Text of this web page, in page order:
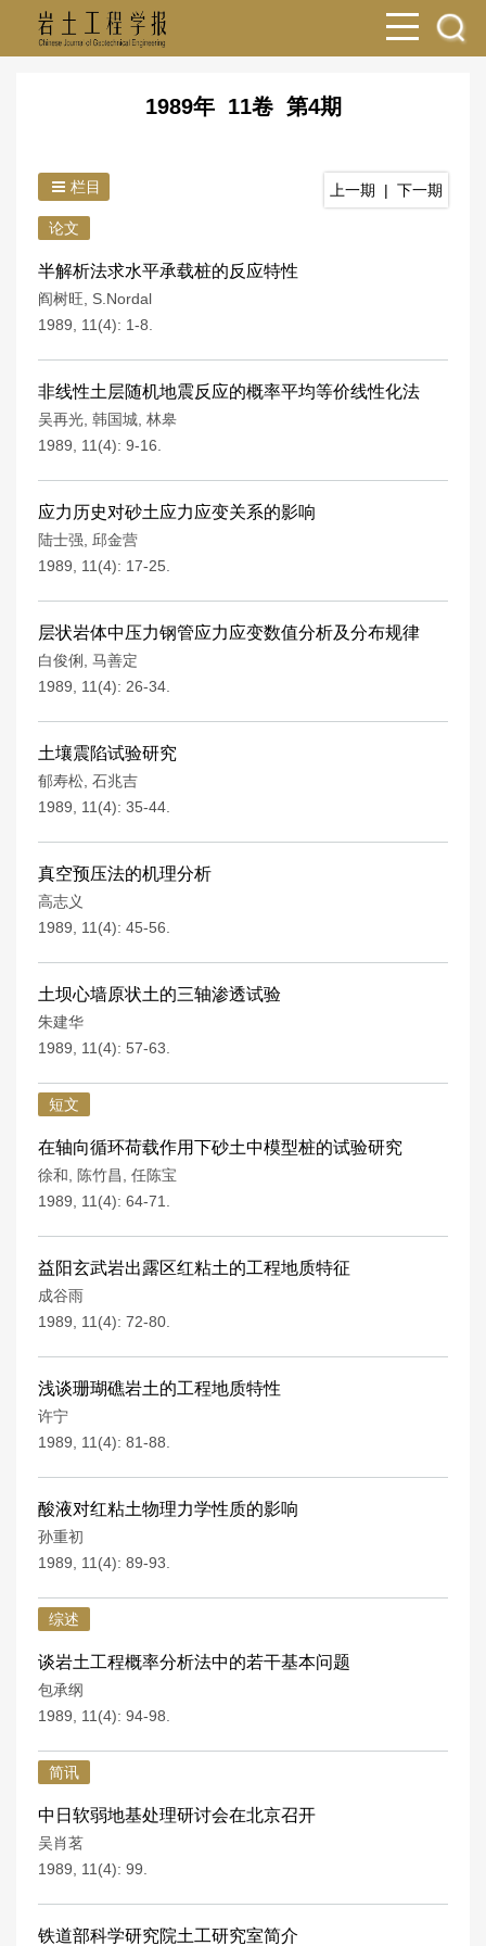
1989年 11卷 第4期
栏目 上一期 | 下一期
论文
半解析法求水平承载桩的反应特性
阎树旺
S.Nordal
1989, 11(4): 1-8.
非线性土层随机地震反应的概率平均等价线性化法
吴再光 韩国城 林皋
1989, 11(4): 9-16.
应力历史对砂土应力应变关系的影响
陆士强
邱金营
1989, 11(4): 17-25.
层状岩体中压力钢管应力应变数值分析及分布规律
白俊俐
马善定
1989, 11(4): 26-34.
土壤震陷试验研究
郁寿松 石兆吉
1989, 11(4): 35-44.
真空预压法的机理分析
高志义
1989, 11(4): 45-56.
土坝心墙原状土的三轴渗透试验
朱建华
1989, 11(4): 57-63.
短文
在轴向循环荷载作用下砂土中模型桩的试验研究
徐和 陈竹昌
任陈宝
1989, 11(4): 64-71.
益阳玄武岩出露区红粘土的工程地质特征
成谷雨
1989, 11(4): 72-80.
浅谈珊瑚礁岩土的工程地质特性
许宁
1989, 11(4): 81-88.
酸液对红粘土物理力学性质的影响
孙重初
1989, 11(4): 89-93.
综述
谈岩土工程概率分析法中的若干基本问题
包承纲
1989, 11(4): 94-98.
简讯
中日软弱地基处理研讨会在北京召开
吴肖茗
1989, 11(4): 99.
铁道部科学研究院土工研究室简介